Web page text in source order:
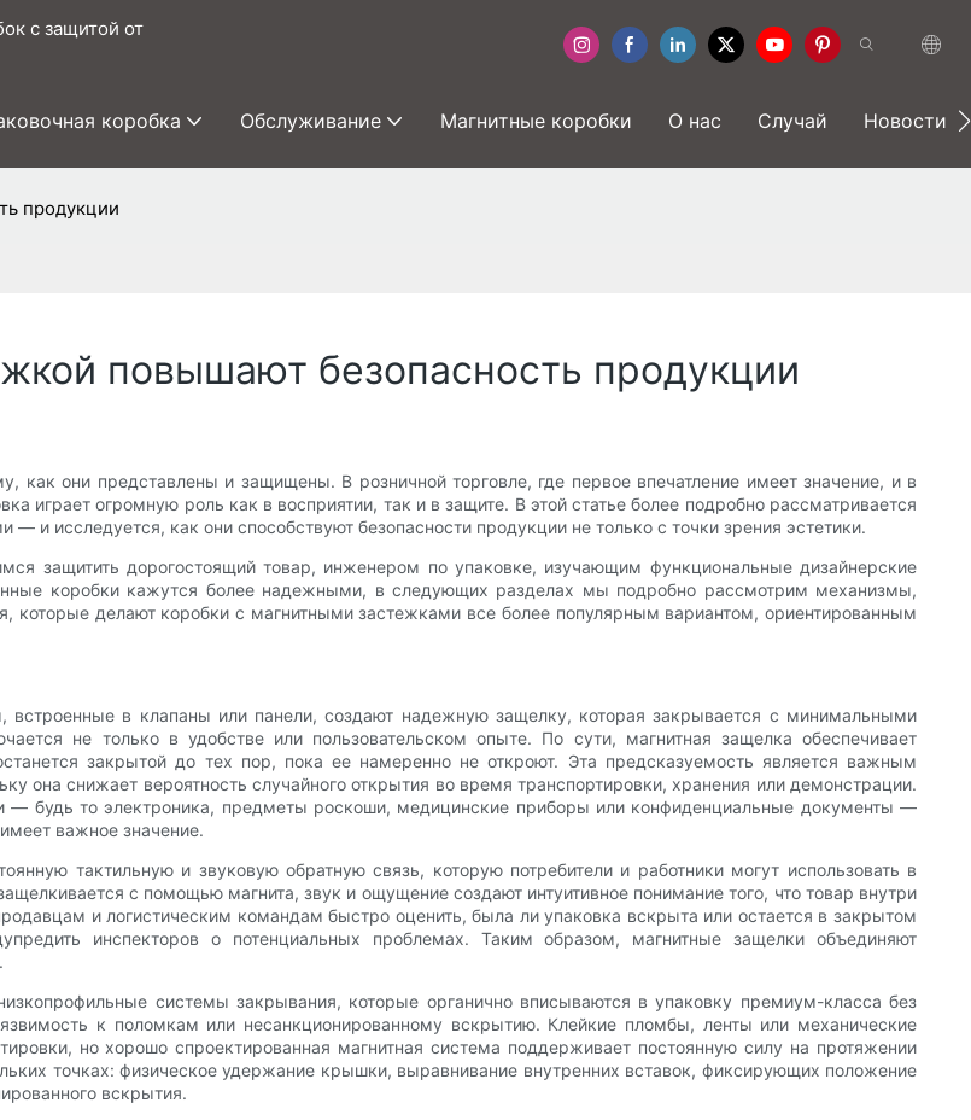
с защитой от
коробка Обслуживание Магнитные коробки О нас Случай Новости
продукции
повышают безопасность продукции
как они представлены и защищены. В розничной торговле, где первое впечатление имеет значение, и в
играет огромную роль как в восприятии, так и в защите. В этой статье более подробно рассматривается
и исследуется, как они способствуют безопасности продукции не только с точки зрения эстетики.
защитить дорогостоящий товар, инженером по упаковке, изучающим функциональные дизайнерские
коробки кажутся более надежными, в следующих разделах мы подробно рассмотрим механизмы,
которые делают коробки с магнитными застежками все более популярным вариантом, ориентированным
встроенные в клапаны или панели, создают надежную защелку, которая закрывается с минимальными
не только в удобстве или пользовательском опыте. По сути, магнитная защелка обеспечивает
закрытой до тех пор, пока ее намеренно не откроют. Эта предсказуемость является важным
она снижает вероятность случайного открытия во время транспортировки, хранения или демонстрации.
— будь то электроника, предметы роскоши, медицинские приборы или конфиденциальные документы —
важное значение.
тактильную и звуковую обратную связь, которую потребители и работники могут использовать в
с помощью магнита, звук и ощущение создают интуитивное понимание того, что товар внутри
и логистическим командам быстро оценить, была ли упаковка вскрыта или остается в закрытом
инспекторов о потенциальных проблемах. Таким образом, магнитные защелки объединяют
системы закрывания, которые органично вписываются в упаковку премиум-класса без
к поломкам или несанкционированному вскрытию. Клейкие пломбы, ленты или механические
но хорошо спроектированная магнитная система поддерживает постоянную силу на протяжении
точках: физическое удержание крышки, выравнивание внутренних вставок, фиксирующих положение
вскрытия.